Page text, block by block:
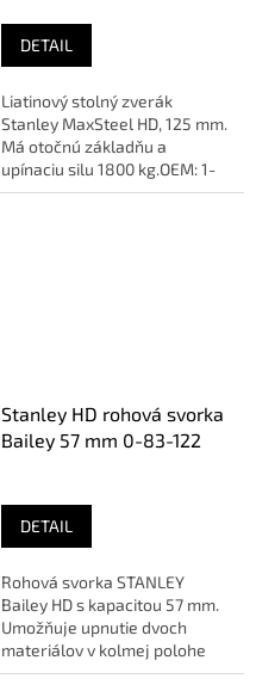
DETAIL
Liatinový stolný zverák
Stanley MaxSteel HD, 125 mm.
Má otočnú základňu a
upínaciu silu 1800 kg.OEM: 1-
83-067Max. rozovretie: 125...
Stanley HD rohová svorka
Bailey 57 mm 0-83-122
DETAIL
Rohová svorka STANLEY
Bailey HD s kapacitou 57 mm.
Umožňuje upnutie dvoch
materiálov v kolmej polohe
(90°). Robustná konštrukcia